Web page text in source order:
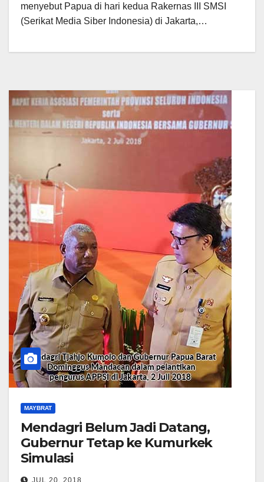
menyebut Papua di hari kedua Rakernas III SMSI
(Serikat Media Siber Indonesia) di Jakarta,…
MAYBRAT
Mendagri Belum Jadi Datang,
Gubernur Tetap ke Kumurkek
Simulasi
JUL 20, 2018